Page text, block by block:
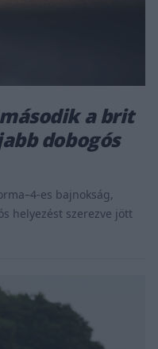
a brit
dobogós
es bajnokság,
helyezést szerezve jött